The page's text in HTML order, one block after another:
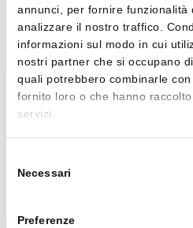
annunci, per fornire funzionalità
analizzare il nostro traffico.
informazioni sul modo in cui
nostri partner che si occupano
quali potrebbero combinarle
fornito loro o che hanno
servizi.
delNecessari
Preferenze